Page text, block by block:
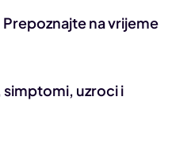
na vrijeme
uzroci i